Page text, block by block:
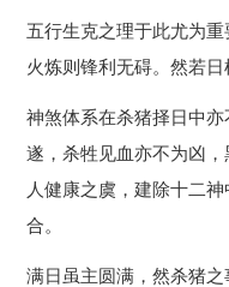
五行生克之理于此尤为
火炼则锋利无碍。然若
神煞体系在杀猪择日中
遂，杀牲见血亦不为凶
人健康之虞，建除十二
合。
满日虽主圆满，然杀猪